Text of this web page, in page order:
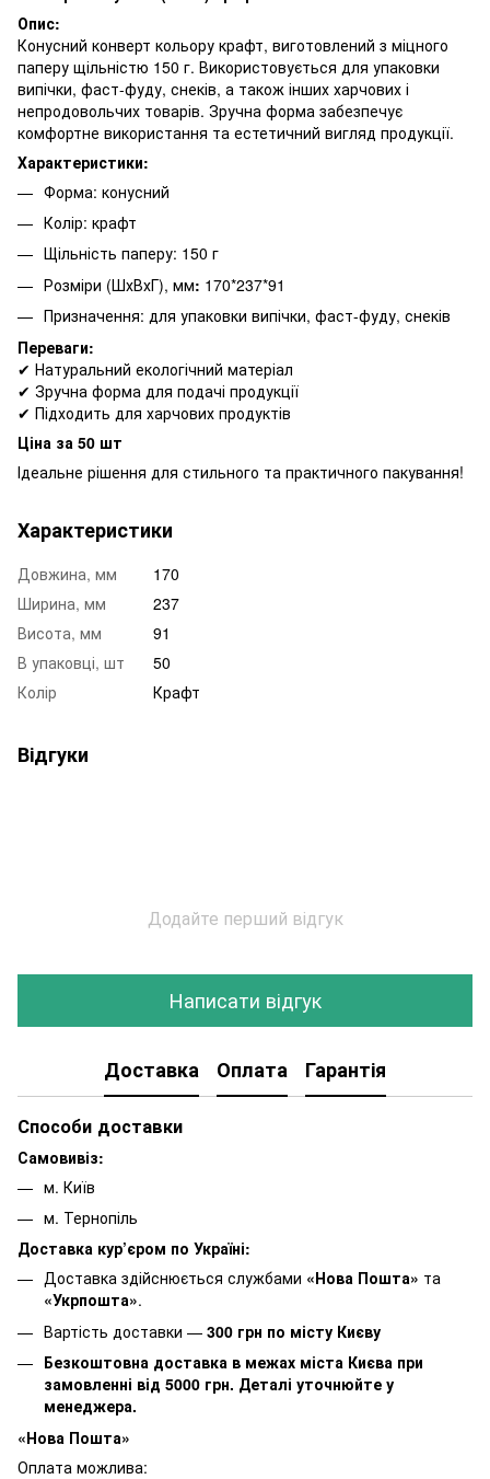
Опис:
Конусний конверт кольору крафт, виготовлений з міцного
паперу щільністю 150 г. Використовується для упаковки
випічки, фаст-фуду, снеків, а також інших харчових і
непродовольчих товарів. Зручна форма забезпечує
комфортне використання та естетичний вигляд продукції.
Характеристики:
Форма: конусний
Колір: крафт
Щільність паперу: 150 г
Розміри (ШхВхГ), мм: 170*237*91
Призначення: для упаковки випічки, фаст-фуду, снеків
Переваги:
✔ Натуральний екологічний матеріал
✔ Зручна форма для подачі продукції
✔ Підходить для харчових продуктів
Ціна за 50 шт
Ідеальне рішення для стильного та практичного пакування!
Характеристики
Довжина, мм
170
Ширина, мм
237
Висота, мм
91
В упаковці, шт
50
Колір
Крафт
Відгуки
Додайте перший відгук
Написати відгук
Доставка Оплата Гарантія
Способи доставки
Самовивіз:
м. Київ
м. Тернопіль
Доставка кур’єром по Україні:
Доставка здійснюється службами «Нова Пошта» та
«Укрпошта».
Вартість доставки — 300 грн по місту Києву
Безкоштовна доставка в межах міста Києва при
замовленні від 5000 грн. Деталі уточнюйте у
менеджера.
«Нова Пошта»
Оплата можлива: